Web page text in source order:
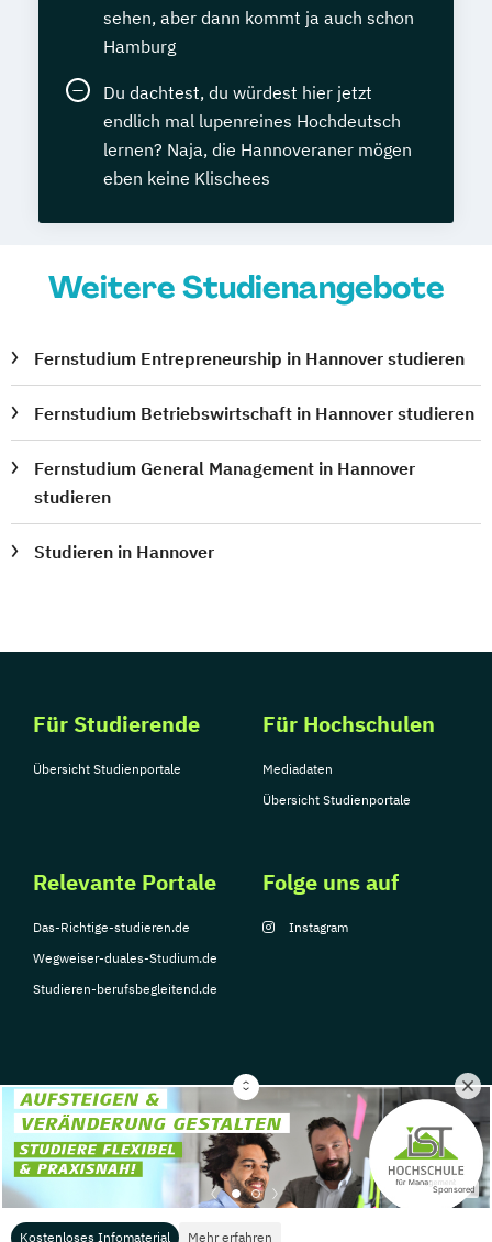
Kostenloses Infomaterial Mehr erfahren
Sponsored
sehen, aber dann kommt ja auch schon
Hamburg
Du dachtest, du würdest hier jetzt
endlich mal lupenreines Hochdeutsch
lernen? Naja, die Hannoveraner mögen
eben keine Klischees
Weitere Studienangebote
Fernstudium Entrepreneurship in Hannover studieren
Fernstudium Betriebswirtschaft in Hannover studieren
Fernstudium General Management in Hannover
studieren
Studieren in Hannover
Für Studierende
Übersicht Studienportale
Für Hochschulen
Mediadaten
Übersicht Studienportale
Relevante Portale
Das-Richtige-studieren.de
Wegweiser-duales-Studium.de
Studieren-berufsbegleitend.de
Folge uns auf
Instagram
© Copyright 2026, TarGroup Media GmbH
Impressum
Datenschutzerklärung Nutzungsbedingungen